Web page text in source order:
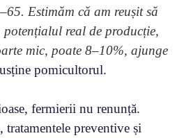
Estimăm că am reușit să
real de producție,
mic, poate 8–10%, ajunge
pomicultorul.
fermierii nu renunță.
preventive și